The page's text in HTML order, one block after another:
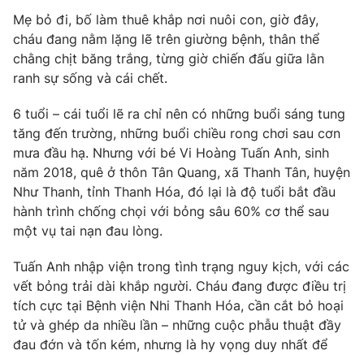
Thế giới đó đây
Câu chuyện quốc tế
Tài chính
Thị trường
Góc doanh nghiệp
Dữ liệu và đời sống
Truyền hình
Phim VTV
Hậu trường
Nhân vật
Khán giả
Giải trí
Điện ảnh
Âm nhạc
Sao
Đời sống
Du lịch
Chất lượng cuộc sống
Giáo dục
Tuyển sinh
Học trực tuyến
Công nghệ
Hitech Công nghệ tương lai
Sản phẩm
Giao lưu trực tuyến
Mẹ bỏ đi, bố làm thuê khắp nơi nuôi con, giờ đây,
cháu đang nằm lặng lẽ trên giường bệnh, thân thể
chằng chịt băng trắng, từng giờ chiến đấu giữa lằn
ranh sự sống và cái chết.
6 tuổi – cái tuổi lẽ ra chỉ nên có những buổi sáng tung
tăng đến trường, những buổi chiều rong chơi sau cơn
mưa đầu hạ. Nhưng với bé Vi Hoàng Tuấn Anh, sinh
năm 2018, quê ở thôn Tân Quang, xã Thanh Tân, huyện
Như Thanh, tỉnh Thanh Hóa, đó lại là độ tuổi bắt đầu
hành trình chống chọi với bỏng sâu 60% cơ thể sau
một vụ tai nạn đau lòng.
Tuấn Anh nhập viện trong tình trạng nguy kịch, với các
vết bỏng trải dài khắp người. Cháu đang được điều trị
tích cực tại Bệnh viện Nhi Thanh Hóa, cần cắt bỏ hoại
tử và ghép da nhiều lần – những cuộc phẫu thuật đầy
đau đớn và tốn kém, nhưng là hy vọng duy nhất để